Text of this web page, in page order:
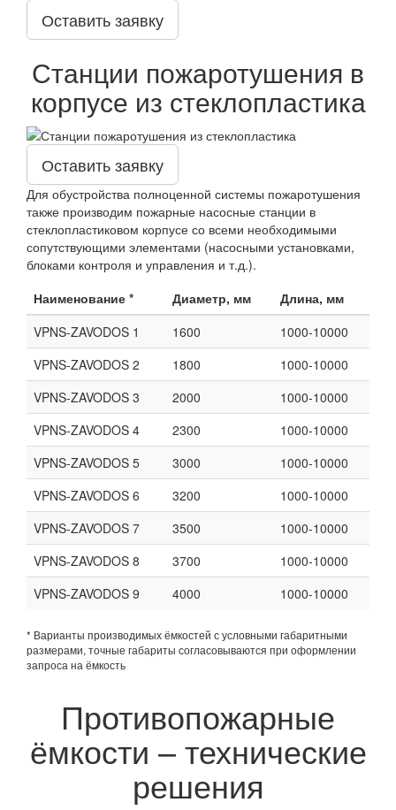
Оставить заявку
Станции пожаротушения в
корпусе из стеклопластика
Оставить заявку
Для обустройства полноценной системы пожаротушения
также производим пожарные насосные станции в
стеклопластиковом корпусе со всеми необходимыми
сопутствующими элементами (насосными установками,
блоками контроля и управления и т.д.).
Наименование *
Диаметр, мм
Длина, мм
VPNS-ZAVODOS 1
1600
1000-10000
VPNS-ZAVODOS 2
1800
1000-10000
VPNS-ZAVODOS 3
2000
1000-10000
VPNS-ZAVODOS 4
2300
1000-10000
VPNS-ZAVODOS 5
3000
1000-10000
VPNS-ZAVODOS 6
3200
1000-10000
VPNS-ZAVODOS 7
3500
1000-10000
VPNS-ZAVODOS 8
3700
1000-10000
VPNS-ZAVODOS 9
4000 1000-10000
* Варианты производимых ёмкостей с условными габаритными
размерами, точные габариты согласовываются при оформлении
запроса на ёмкость
Противопожарные
ёмкости – технические
решения